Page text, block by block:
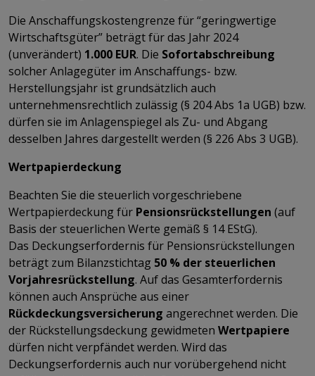
Die Anschaffungskostengrenze für “geringwertige
Wirtschaftsgüter” beträgt für das Jahr 2024
(unverändert) 1.000 EUR. Die Sofortabschreibung
solcher Anlagegüter im Anschaffungs- bzw.
Herstellungsjahr ist grundsätzlich auch
unternehmensrechtlich zulässig (§ 204 Abs 1a UGB) bzw.
dürfen sie im Anlagenspiegel als Zu- und Abgang
desselben Jahres dargestellt werden (§ 226 Abs 3 UGB).
Wertpapierdeckung
Beachten Sie die steuerlich vorgeschriebene
Wertpapierdeckung für Pensionsrückstellungen (auf
Basis der steuerlichen Werte gemäß § 14 EStG).
Das Deckungserfordernis für Pensionsrückstellungen
beträgt zum Bilanzstichtag 50 % der steuerlichen
Vorjahresrückstellung. Auf das Gesamterfordernis
können auch Ansprüche aus einer
Rückdeckungsversicherung angerechnet werden. Die
der Rückstellungsdeckung gewidmeten Wertpapiere
dürfen nicht verpfändet werden. Wird das
Deckungserfordernis auch nur vorübergehend nicht